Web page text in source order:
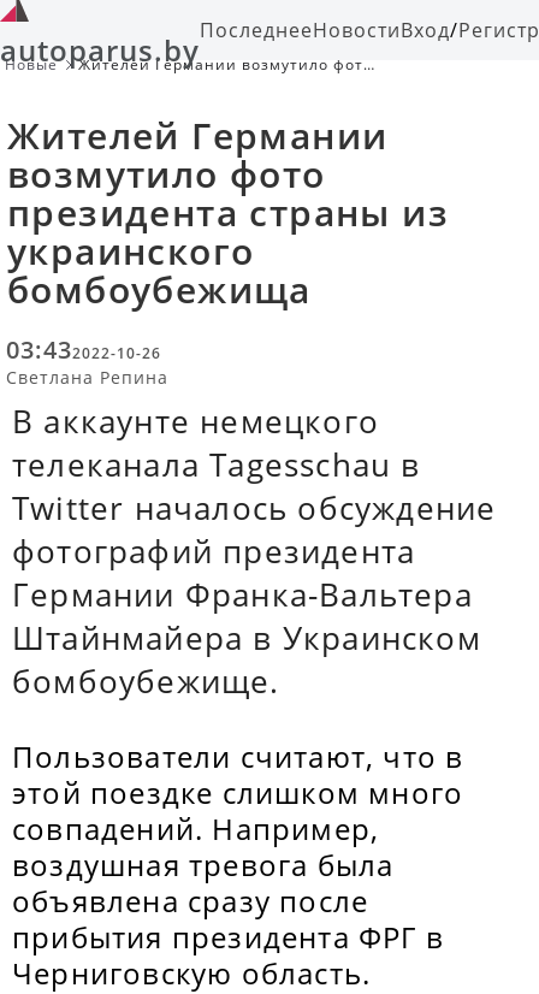
autoparus.byПоследнееНовостиВход/
Новые
Жителей Германии возмутило фото
Жителей Германии
возмутило фото
президента страны из
украинского
бомбоубежища
03:432022-10-26
Светлана Репина
В аккаунте немецкого
телеканала Tagesschau в
Twitter началось обсуждение
фотографий президента
Германии Франка-Вальтера
Штайнмайера в Украинском
бомбоубежище.
Пользователи считают, что в
этой поездке слишком много
совпадений. Например,
воздушная тревога была
объявлена сразу после
прибытия президента ФРГ в
Черниговскую область.